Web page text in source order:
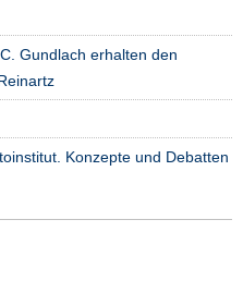
Gundlach erhalten den
Konzepte und Debatten